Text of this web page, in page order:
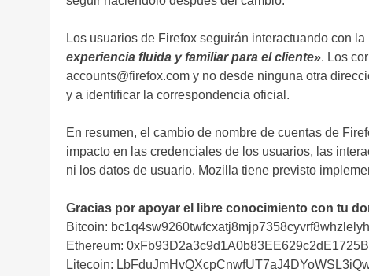
Los usuarios de Firefox seguirán interactuando con
experiencia fluida y familiar para el cliente». Los
accounts@firefox.com y no desde ninguna otra
y a identificar la correspondencia oficial.
En resumen, el cambio de nombre de cuentas de
impacto en las credenciales de los usuarios, las
ni los datos de usuario. Mozilla tiene previsto
Gracias por apoyar el libre conocimiento con tu
Bitcoin:
Ethereum:
Litecoin: